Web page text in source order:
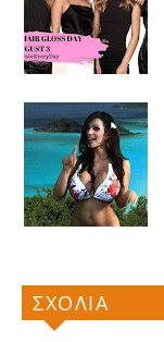
ΣΧΟΛΙΑ